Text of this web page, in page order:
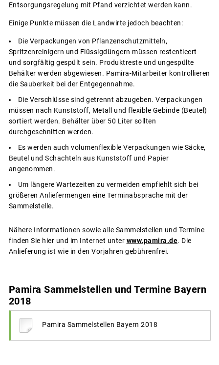
Entsorgungsregelung mit Pfand verzichtet werden kann.
Einige Punkte müssen die Landwirte jedoch beachten:
Die Verpackungen von Pflanzenschutzmitteln,
Spritzenreinigern und Flüssigdüngern müssen restentleert
und sorgfältig gespült sein. Produktreste und ungespülte
Behälter werden abgewiesen. Pamira-Mitarbeiter kontrollieren
die Sauberkeit bei der Entgegennahme.
Die Verschlüsse sind getrennt abzugeben. Verpackungen
müssen nach Kunststoff, Metall und flexible Gebinde (Beutel)
sortiert werden. Behälter über 50 Liter sollten
durchgeschnitten werden.
Es werden auch volumenflexible Verpackungen wie Säcke,
Beutel und Schachteln aus Kunststoff und Papier
angenommen.
Um längere Wartezeiten zu vermeiden empfiehlt sich bei
größeren Anliefermengen eine Terminabsprache mit der
Sammelstelle.
Nähere Informationen sowie alle Sammelstellen und Termine
finden Sie hier und im Internet unter www.pamira.de. Die
Anlieferung ist wie in den Vorjahren gebührenfrei.
Pamira Sammelstellen und Termine Bayern
2018
Pamira Sammelstellen Bayern 2018